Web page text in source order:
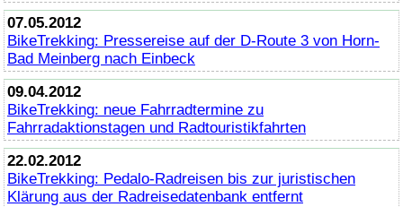
07.05.2012
BikeTrekking: Pressereise auf der D-Route 3 von Horn-
Bad Meinberg nach Einbeck
09.04.2012
BikeTrekking: neue Fahrradtermine zu
Fahrradaktionstagen und Radtouristikfahrten
22.02.2012
BikeTrekking: Pedalo-Radreisen bis zur juristischen
Klärung aus der Radreisedatenbank entfernt